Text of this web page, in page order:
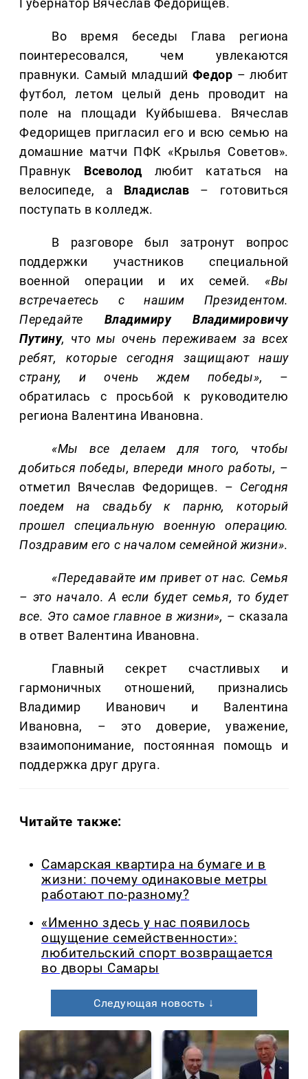
Губернатор Вячеслав Федорищев.
Во время беседы Глава региона
поинтересовался, чем увлекаются
правнуки. Самый младший Федор – любит
футбол, летом целый день проводит на
поле на площади Куйбышева. Вячеслав
Федорищев пригласил его и всю семью на
домашние матчи ПФК «Крылья Советов».
Правнук Всеволод любит кататься на
велосипеде, а Владислав – готовиться
поступать в колледж.
В разговоре был затронут вопрос
поддержки участников специальной
военной операции и их семей.«Вы
встречаетесь с нашим Президентом.
Передайте Владимиру Владимировичу
Путину, что мы очень переживаем за всех
ребят, которые сегодня защищают нашу
страну, и очень ждем победы», –
обратилась с просьбой к руководителю
региона Валентина Ивановна.
«Мы все делаем для того, чтобы
добиться победы, впереди много работы, –
отметил Вячеслав Федорищев. – Сегодня
поедем на свадьбу к парню, который
прошел специальную военную операцию.
Поздравим его с началом семейной жизни».
«Передавайте им привет от нас. Семья
– это начало. А если будет семья, то будет
все. Это самое главное в жизни», – сказала
в ответ Валентина Ивановна.
Главный секрет счастливых и
гармоничных отношений, признались
Владимир Иванович и Валентина
Ивановна, – это доверие, уважение,
взаимопонимание, постоянная помощь и
поддержка друг друга.
Читайте также:
Самарская квартира на бумаге и в
жизни: почему одинаковые метры
работают по-разному?
«Именно здесь у нас появилось
ощущение семейственности»:
любительский спорт возвращается
во дворы Самары
Следующая новость ↓